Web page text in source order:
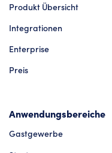
Produkt Übersicht
Integrationen
Enterprise
Preis
Anwendungsbereiche
Gastgewerbe